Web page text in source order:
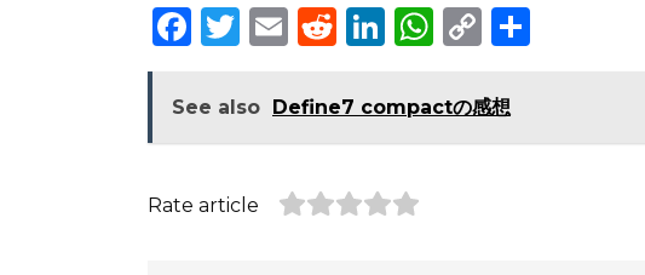
F
c
e
o
T
it
te
E
ai
l
R
d
di
t
Li
k
e
dI
n
W
a
ts
C
p
y e
See also Define7 compactの感想
Rate article